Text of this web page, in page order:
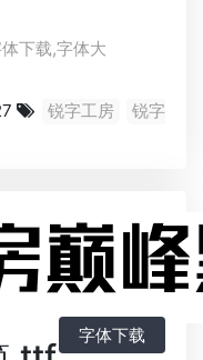
下载,字体大
锐字工房
锐字
字体下载